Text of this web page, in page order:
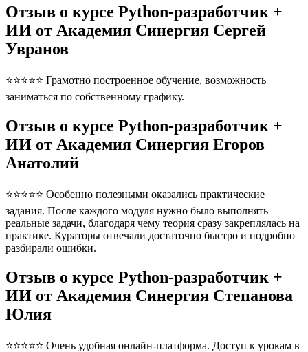
Отзыв о курсе Python-разработчик +
ИИ от Академия Синергия Сергей
Увранов
⭐⭐⭐⭐⭐ Грамотно построенное обучение, возможность
заниматься по собственному графику.
Отзыв о курсе Python-разработчик +
ИИ от Академия Синергия Егоров
Анатолий
⭐⭐⭐⭐⭐ Особенно полезными оказались практические
задания. После каждого модуля нужно было выполнять
реальные задачи, благодаря чему теория сразу закреплялась на
практике. Кураторы отвечали достаточно быстро и подробно
разбирали ошибки.
Отзыв о курсе Python-разработчик +
ИИ от Академия Синергия Степанова
Юлия
⭐⭐⭐⭐⭐ Очень удобная онлайн-платформа. Доступ к урокам в